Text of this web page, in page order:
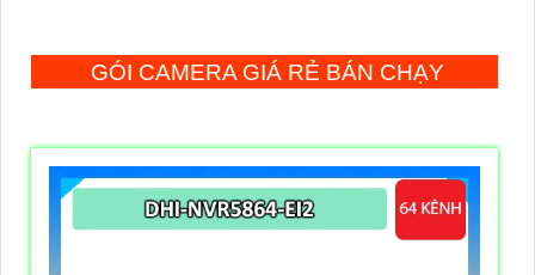
GÓI CAMERA GIÁ RẺ BÁN CHẠY